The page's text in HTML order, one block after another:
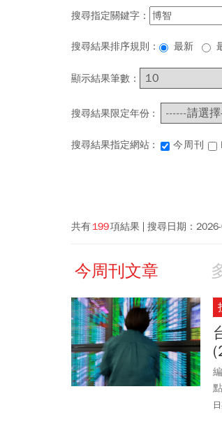
搜尋指定關鍵字：
搜尋結果排序規則： 最新
顯示結果筆數：
搜尋結果限定年份 :
搜尋結果指定網站 : 今周刊
共有199項結果 搜尋日期：
今周刊文章